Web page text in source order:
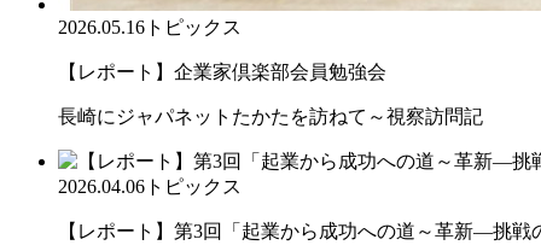
2026.05.16 トピックス
【レポート】企業家倶楽部会員勉強会
長崎にジャパネットたかたを訪ねて～視察訪問記
2026.04.06 トピックス
【レポート】第3回「起業から成功への道～革新―挑戦